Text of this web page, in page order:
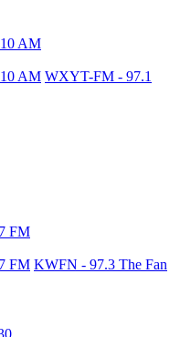
AM
AM WXYT-FM - 97.1
FM
FM KWFN - 97.3 The Fan